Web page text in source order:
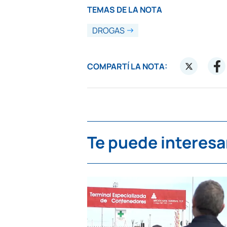
TEMAS DE LA NOTA
DROGAS
COMPARTÍ LA NOTA:
Te puede